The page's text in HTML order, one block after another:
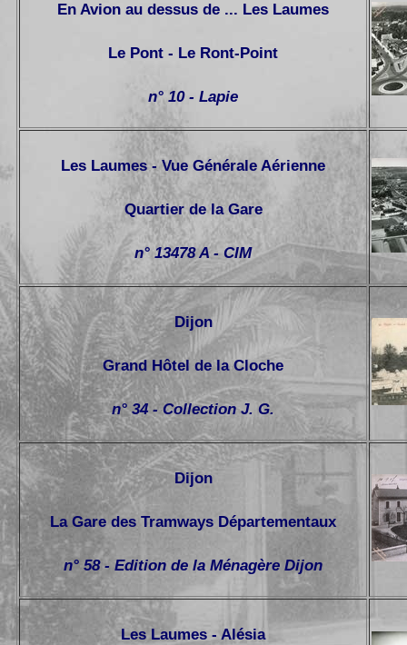
En Avion au dessus de ... Les Laumes
Le Pont - Le Ront-Point
n° 10 - Lapie
Les Laumes - Vue Générale Aérienne
Quartier de la Gare
n° 13478 A - CIM
Dijon
Grand Hôtel de la Cloche
n° 34 - Collection J. G.
Dijon
La Gare des Tramways Départementaux
n° 58 - Edition de la Ménagère Dijon
Les Laumes - Alésia